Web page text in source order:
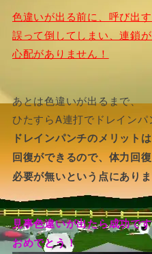
色違いが出る前に、呼び出
誤って倒してしまい、連鎖
心配がありません！
あとは色違いが出るまで、
ひたすらA連打でドレインパ
ドレインパンチのメリット
回復ができるので、体力回
必要が無いという点にあり
見事色違いが出たら成功で
おめでとう！